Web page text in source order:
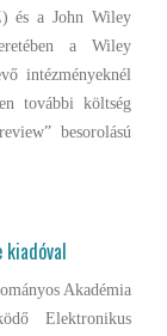
és a John Wiley
a Wiley
intézményeknél
további költség
besorolású
kiadóval
Akadémia
Elektronikus